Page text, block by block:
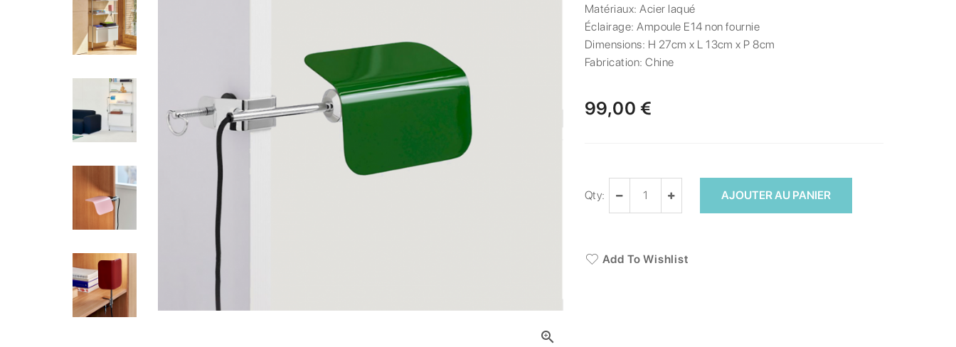

Matériaux:Acier laqué
Éclairage:Ampoule E14 non fournie
Dimensions: H 27cm x L 13cm x P 8cm
Fabrication:Chine
99,00 €
Qty: AJOUTER AU PANIER
Add To Wishlist